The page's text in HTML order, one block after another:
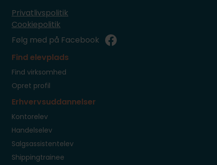
Privatlivspolitik
Cookiepolitik
Følg med på Facebook
Find elevplads
Find virksomhed
Opret profil
Erhvervsuddannelser
Kontorelev
Handelselev
Salgsassistentelev
Shippingtrainee